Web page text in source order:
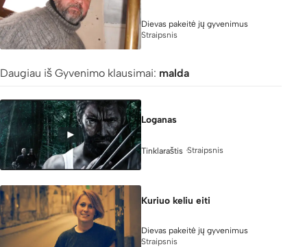
Dievas pakeitė jų gyvenimus
Straipsnis
Daugiau iš Gyvenimo klausimai: malda
Loganas
Tinklaraštis Straipsnis
Kuriuo keliu eiti
Dievas pakeitė jų gyvenimus
Straipsnis